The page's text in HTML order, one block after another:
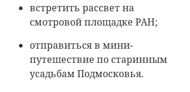
встретить рассвет на
смотровой площадке РАН;
отправиться в мини-
путешествие по старинным
усадьбам Подмосковья.